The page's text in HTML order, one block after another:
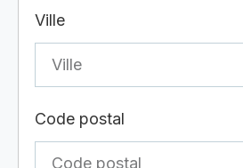
Ville
Code postal